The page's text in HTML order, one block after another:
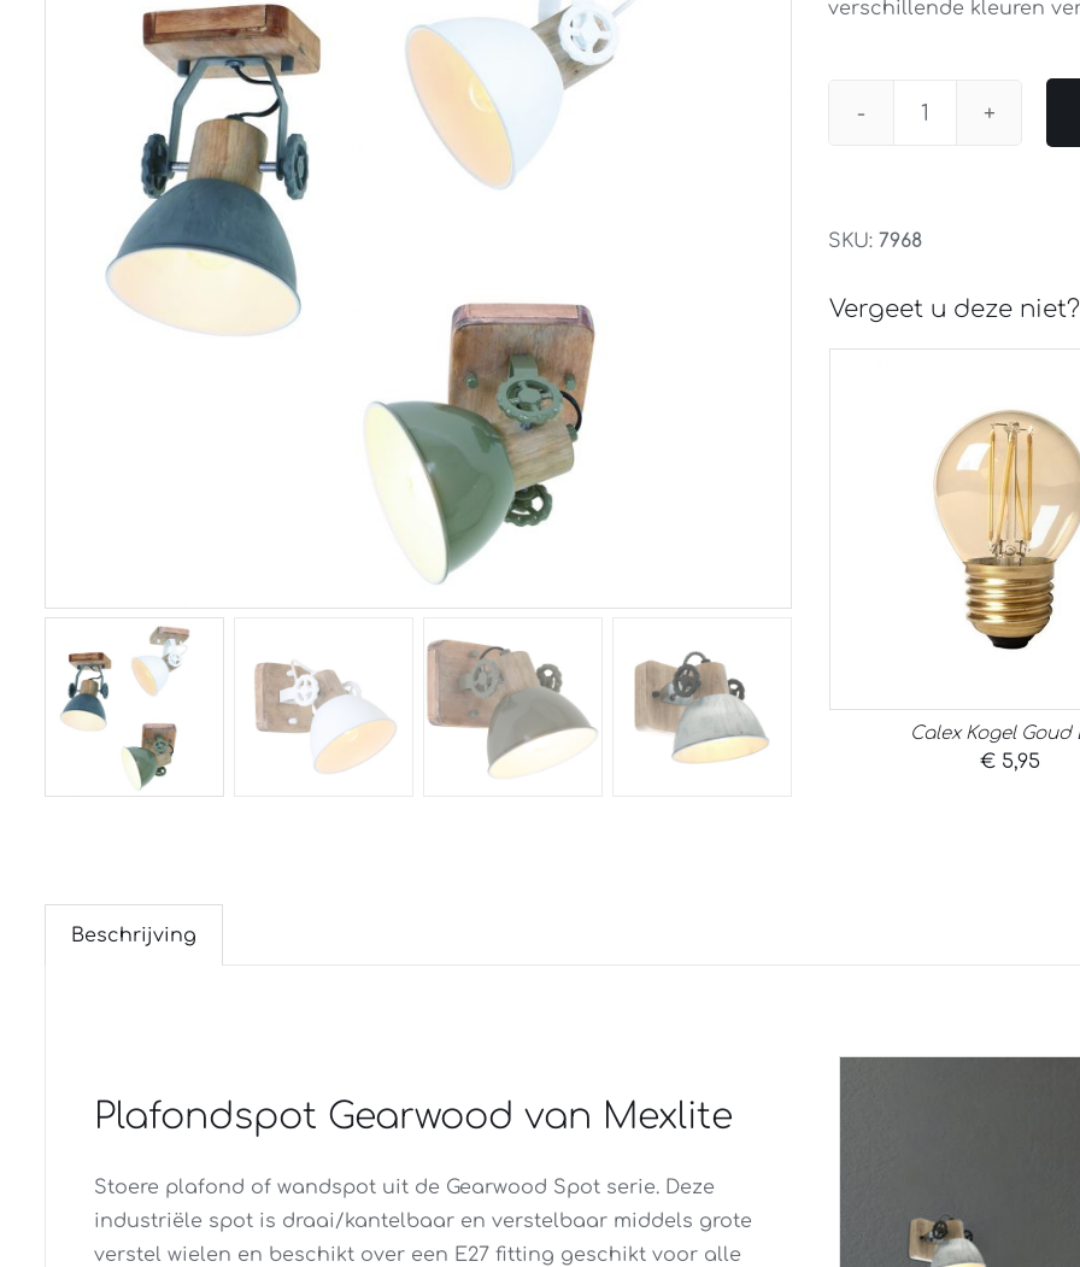
verschillende kleuren
Plafondspot
SKU: 7968
Vergeet u deze niet?
Calex Kogel Goud
€5,95
Beschrijving
Plafondspot Gearwood van Mexlite
Stoere plafond of wandspot uit de Gearwood Spot serie. Deze
industriële spot is draai/kantelbaar en verstelbaar middels grote
verstel wielen en beschikt over een E27 fitting geschikt voor alle